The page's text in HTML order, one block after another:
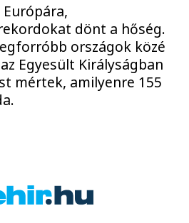
dönt a hőség.
országok közé
Egyesült Királyságban
mértek, amilyenre 155